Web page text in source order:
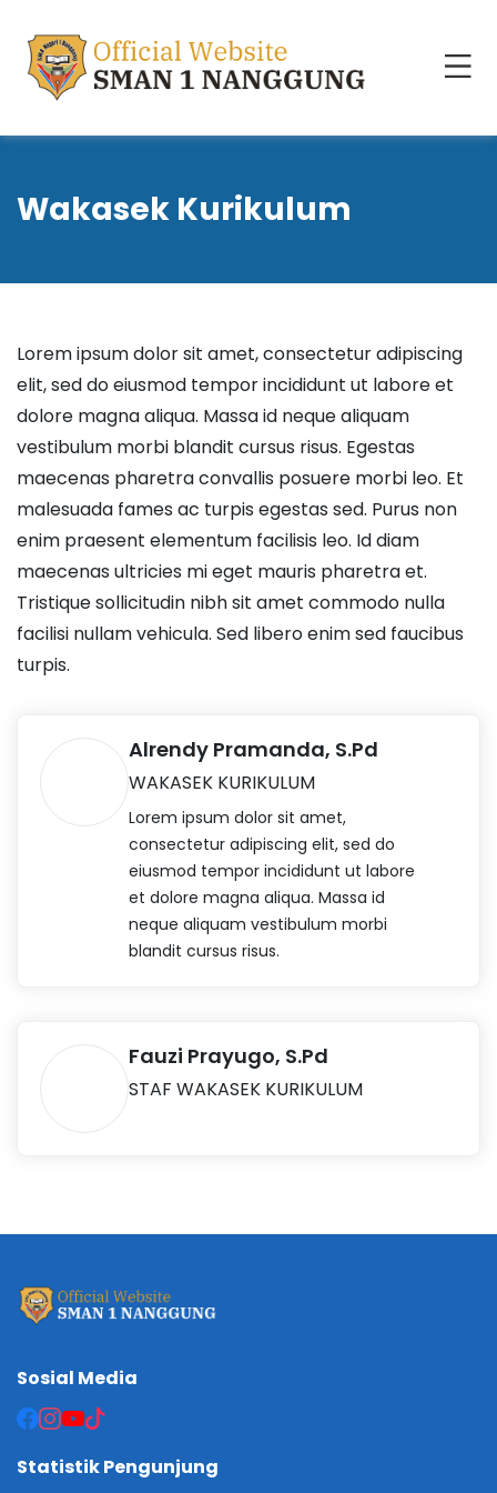
Wakasek Kurikulum
Lorem ipsum dolor sit amet, consectetur adipiscing
elit, sed do eiusmod tempor incididunt ut labore et
dolore magna aliqua. Massa id neque aliquam
vestibulum morbi blandit cursus risus. Egestas
maecenas pharetra convallis posuere morbi leo. Et
malesuada fames ac turpis egestas sed. Purus non
enim praesent elementum facilisis leo. Id diam
maecenas ultricies mi eget mauris pharetra et.
Tristique sollicitudin nibh sit amet commodo nulla
facilisi nullam vehicula. Sed libero enim sed faucibus
turpis.
Alrendy Pramanda, S.Pd
WAKASEK KURIKULUM
Lorem ipsum dolor sit amet,
consectetur adipiscing elit, sed do
eiusmod tempor incididunt ut labore
et dolore magna aliqua. Massa id
neque aliquam vestibulum morbi
blandit cursus risus.
Fauzi Prayugo, S.Pd
STAF WAKASEK KURIKULUM
Sosial Media
Statistik Pengunjung